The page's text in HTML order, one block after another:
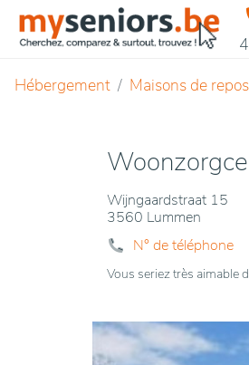
Hébergement Maisons de repos
Wijngaardstraat 15
3560 Lummen
N° de téléphone
Vous seriez très aimable